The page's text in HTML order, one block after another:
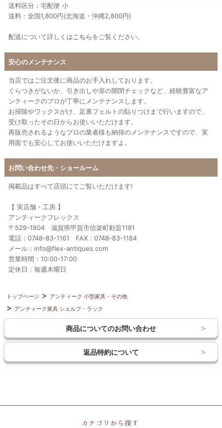
送料区分：宅配便 小
送料：全国1,800円(北海道・沖縄2,800円)
配送について詳しくは こちらをご覧ください。
安心のメンテナンス
当店ではご注文後に商品のお手入れしております。
ぐらつきがないか、引き出しや扉の開閉チェックなど、経験豊富なア
ンティークのプロが丁寧にメンテナンスします。
お掃除やワックスがけ、足裏フェルトの貼りつけまで行いますので、
受け取ったその日からお使いいただけます。
再販売されるようなプロの業者様も納得のメンテナンスですので、実
用面でも安心してお使いいただけますよ。
お問い合わせ先・ショールーム
掲載品はすべて店頭にてご覧いただけます!
【 実店舗・工房 】
アンティークフレックス
〒529-1804 滋賀県甲賀市信楽町勅旨1181
電話：0748-83-1161 FAX：0748-83-1184
メール：info@flex-antiques.com
営業時間：10:00-17:00
定休日：毎週木曜日
トップページ
アンティーク 小型家具・その他
アンティーク家具 シェルフ・ラック
商品についてのお問い合わせ
返品特約について